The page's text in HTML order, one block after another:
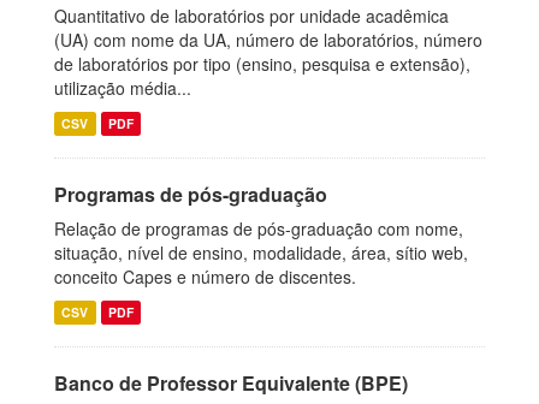
Quantitativo de laboratórios por unidade acadêmica
(UA) com nome da UA, número de laboratórios, número
de laboratórios por tipo (ensino, pesquisa e extensão),
utilização média...
CSV PDF
Programas de pós-graduação
Relação de programas de pós-graduação com nome,
situação, nível de ensino, modalidade, área, sítio web,
conceito Capes e número de discentes.
CSV PDF
Banco de Professor Equivalente (BPE)